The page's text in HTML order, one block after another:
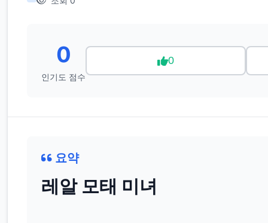
0
인기도 점수
0
요약
레알 모태 미녀